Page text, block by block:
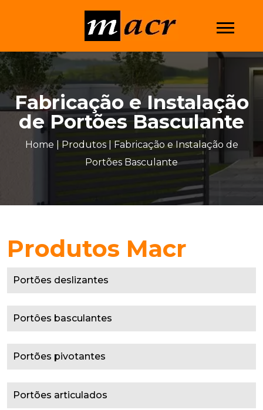
Fabricação e Instalação
de Portões Basculante
Home Produtos | Fabricação e Instalação de
Portões Basculante
Produtos Macr
Portões deslizantes
Portôes basculantes
Portões pivotantes
Portões articulados